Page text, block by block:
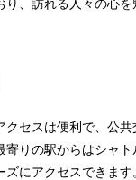
り、訪れる人々の心
クセスは便利で、公
寄りの駅からはシャ
ズにアクセスできます